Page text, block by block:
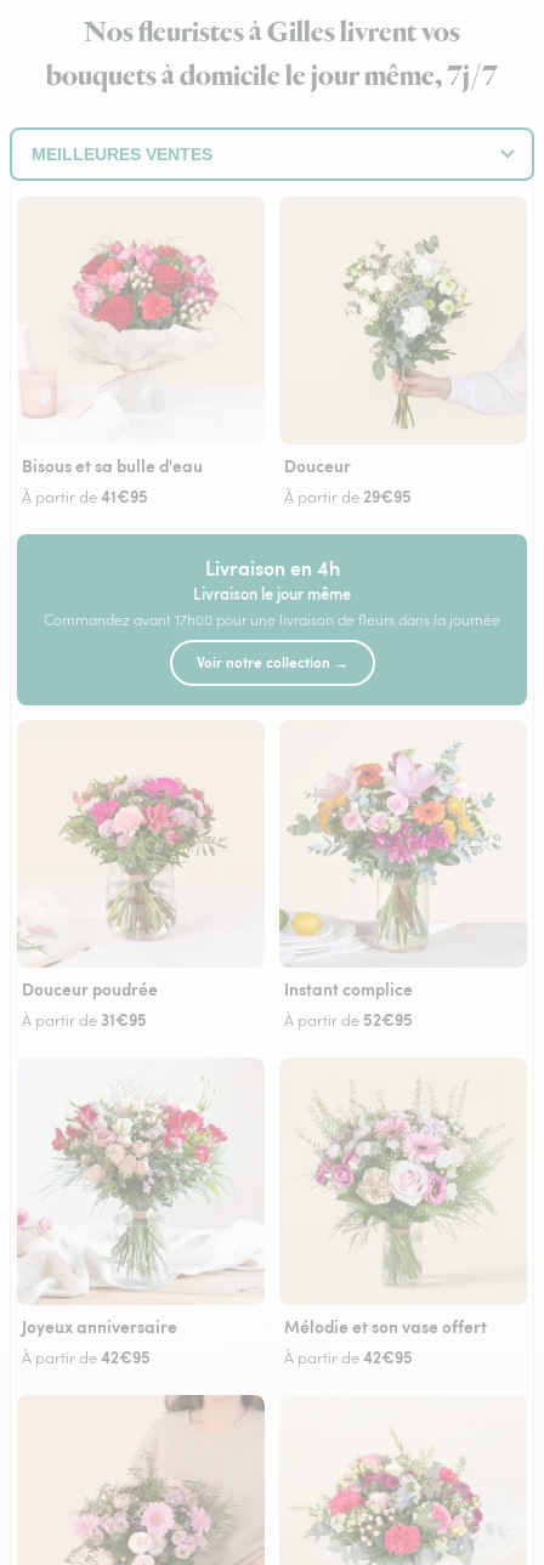
Nos fleuristes à Gilles livrent vos
bouquets à domicile le jour même, 7j/7
Bisous et sa bulle d'eau
À partir de41€95
Douceur
À partir de 29€95
Livraison en 4h
Livraison le jour même
Commandez avant 17h00 pour une livraison de fleurs dans la journée
Voir notre collection →
Douceur poudrée
À partir de 31€95
Instant complice
À partir de 52€95
Joyeux anniversaire
À partir de42€95
Mélodie et son vase offert
À partir de42€95